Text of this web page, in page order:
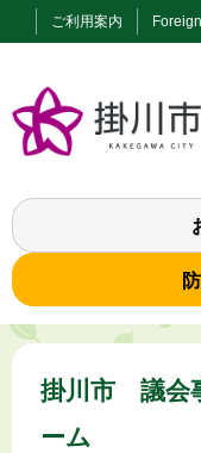
ご利用案内
掛川市 議会
ーム